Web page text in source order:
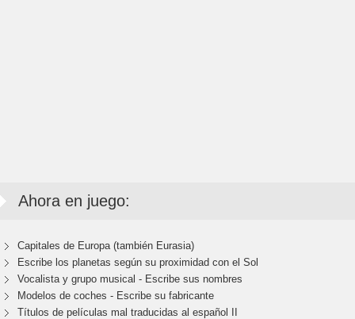
Ahora en juego:
Capitales de Europa (también Eurasia)
Escribe los planetas según su proximidad con el Sol
Vocalista y grupo musical - Escribe sus nombres
Modelos de coches - Escribe su fabricante
Títulos de películas mal traducidas al español II